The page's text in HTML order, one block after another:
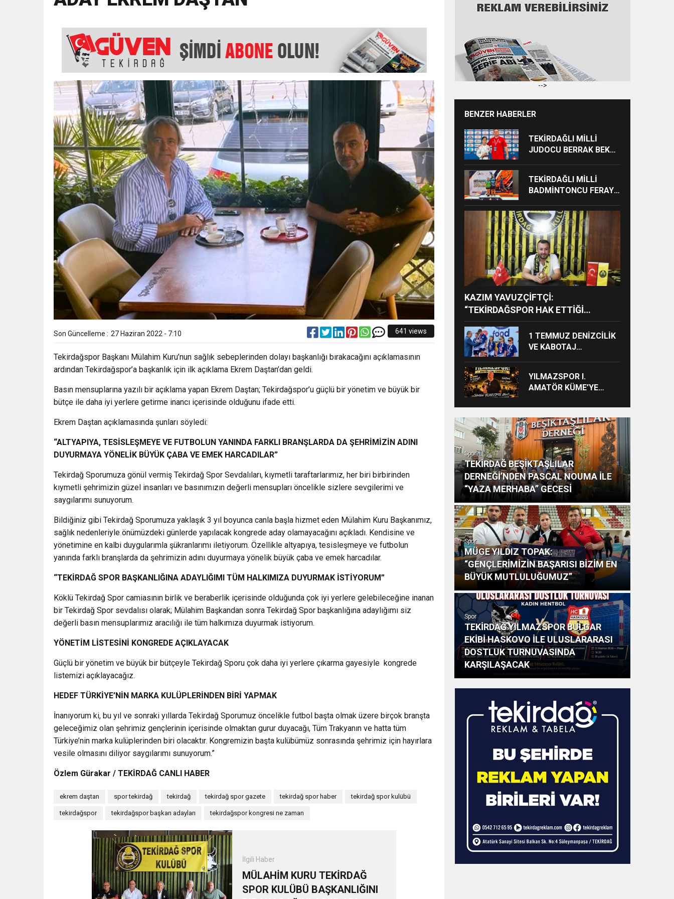
15:35 ÇERKEZKÖY’ÜN CAN DAMARINDA “CANDAN” DEĞİŞİM
12:32
17:43 6. GELENEKSEL KEŞKEK ŞENLİĞİNDE MUHTEŞEM FİNAL
Son Güncelleme : 27 Haziran 2022 - 7:10 641 views
Tekirdağspor Başkanı Mülahim Kuru’nun sağlık sebeplerinden dolayı başkanlığı bırakacağını açıklamasının
ardından Tekirdağspor’a başkanlık için ilk açıklama Ekrem Daştan’dan geldi.
Basın mensuplarına yazılı bir açıklama yapan Ekrem Daştan; Tekirdağspor’u güçlü bir yönetim ve büyük bir
bütçe ile daha iyi yerlere getirme inancı içerisinde olduğunu ifade etti.
Ekrem Daştan açıklamasında şunları söyledi:
“ALTYAPIYA, TESİSLEŞMEYE VE FUTBOLUN YANINDA FARKLI BRANŞLARDA DA ŞEHRİMİZİN ADINI
DUYURMAYA YÖNELİK BÜYÜK ÇABA VE EMEK HARCADILAR”
Tekirdağ Sporumuza gönül vermiş Tekirdağ Spor Sevdalıları, kıymetli taraftarlarımız, her biri birbirinden
kıymetli şehrimizin güzel insanları ve basınımızın değerli mensupları öncelikle sizlere sevgilerimi ve
saygılarımı sunuyorum.
Bildiğiniz gibi Tekirdağ Sporumuza yaklaşık 3 yıl boyunca canla başla hizmet eden Mülahim Kuru Başkanımız,
sağlık nedenleriyle önümüzdeki günlerde yapılacak kongrede aday olamayacağını açıkladı. Kendisine ve
yönetimine en kalbi duygularımla şükranlarımı iletiyorum. Özellikle altyapıya, tesisleşmeye ve futbolun
yanında farklı branşlarda da şehrimizin adını duyurmaya yönelik büyük çaba ve emek harcadılar.
“TEKİRDAĞ SPOR BAŞKANLIĞINA ADAYLIĞIMI TÜM HALKIMIZA DUYURMAK İSTİYORUM”
Köklü Tekirdağ Spor camiasının birlik ve beraberlik içerisinde olduğunda çok iyi yerlere gelebileceğine inanan
bir Tekirdağ Spor sevdalısı olarak; Mülahim Başkandan sonra Tekirdağ Spor başkanlığına adaylığımı siz
değerli basın mensuplarımız aracılığı ile tüm halkımıza duyurmak istiyorum.
YÖNETİM LİSTESİNİ KONGREDE AÇIKLAYACAK
Güçlü bir yönetim ve büyük bir bütçeyle Tekirdağ Sporu çok daha iyi yerlere çıkarma gayesiyle kongrede
listemizi açıklayacağız.
HEDEF TÜRKİYE’NİN MARKA KULÜPLERİNDEN BİRİ YAPMAK
İnanıyorum ki, bu yıl ve sonraki yıllarda Tekirdağ Sporumuz öncelikle futbol başta olmak üzere birçok branşta
geleceğimiz olan şehrimiz gençlerinin içerisinde olmaktan gurur duyacağı, Tüm Trakyanın ve hatta tüm
Türkiye’nin marka kulüplerinden biri olacaktır. Kongremizin başta kulübümüz sonrasında şehrimiz için hayırlara
vesile olmasını diliyor saygılarımı sunuyorum.”
Özlem Gürakar / TEKİRDAĞ CANLI HABER
ekrem daştan spor tekirdağ tekirdağ tekirdağ spor gazete tekirdağ spor haber tekirdağ spor kulübü
tekirdağspor tekirdağspor başkan adayları tekirdağspor kongresi ne zaman
İlgili Haber
MÜLAHİM KURU TEKİRDAĞ
SPOR KULÜBÜ BAŞKANLIĞINI
-->
BENZER HABERLER
TEKİRDAĞLI MİLLİ
JUDOCU BERRAK BEKCİ
TEKİRDAĞLI MİLLİ
BADMİNTONCU FERAYE
MADALYA GURURU
KAZIM YAVUZÇİFTÇİ:
“TEKİRDAĞSPOR HAK ETTİĞİ
DESTEĞİ GÖRMELİ”
1 TEMMUZ DENİZCİLİK
VE KABOTAJ
ÖDÜLLERİNE KAVUŞTU
YILMAZSPOR I.
AMATÖR KÜME’YE
Spor
TEKİRDAĞ BEŞİKTAŞLILAR
DERNEĞİ’NDEN PASCAL NOUMA İLE
“YAZA MERHABA” GECESİ
Spor
MÜGE YILDIZ TOPAK:
“GENÇLERİMİZİN BAŞARISI BİZİM EN
BÜYÜK MUTLULUĞUMUZ”
Spor
TEKİRDAĞ YILMAZSPOR BULGAR
EKİBİ HASKOVO İLE ULUSLARARASI
DOSTLUK TURNUVASINDA
KARŞILAŞACAK